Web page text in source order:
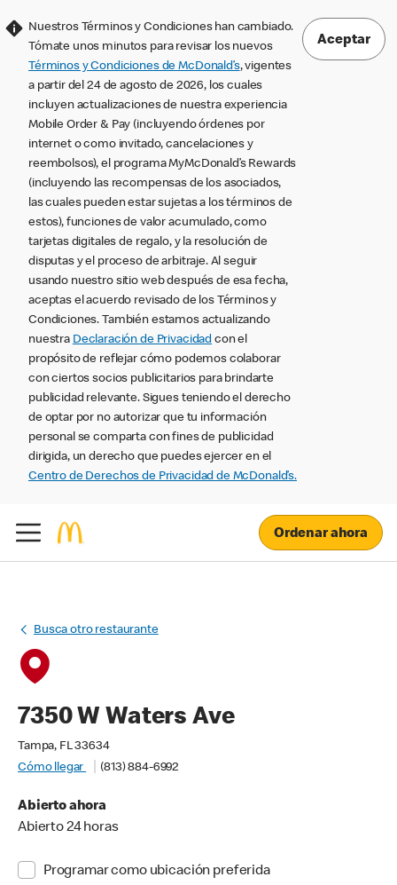
Nuestros Términos y Condiciones han cambiado.
Tómate unos minutos para revisar los nuevos
Términos y Condiciones de McDonald’s, vigentes
a partir del 24 de agosto de 2026, los cuales
incluyen actualizaciones de nuestra experiencia
Mobile Order & Pay (incluyendo órdenes por
internet o como invitado, cancelaciones y
reembolsos), el programa MyMcDonald’s Rewards
(incluyendo las recompensas de los asociados,
las cuales pueden estar sujetas a los términos de
estos), funciones de valor acumulado, como
tarjetas digitales de regalo, y la resolución de
disputas y el proceso de arbitraje. Al seguir
usando nuestro sitio web después de esa fecha,
aceptas el acuerdo revisado de los Términos y
Condiciones. También estamos actualizando
nuestra Declaración de Privacidad con el
propósito de reflejar cómo podemos colaborar
con ciertos socios publicitarios para brindarte
publicidad relevante. Sigues teniendo el derecho
de optar por no autorizar que tu información
personal se comparta con fines de publicidad
dirigida, un derecho que puedes ejercer en el
Centro de Derechos de Privacidad de McDonald’s.
Aceptar
Ordenar ahora
Busca otro restaurante
7350 W Waters Ave
Tampa, FL 33634
Cómo llegar
(813) 884-6992
Abierto ahora
Abierto 24 horas
Programar como ubicación preferida